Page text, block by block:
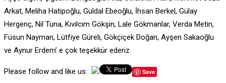
Arkat, Meliha Hatipoğlu, Güldal Ebeoğlu, İhsan Berkel, Gülay
Hergenç, Nil Tuna, Kıvılcım Gökşin, Lale Gökmanlar, Verda Metin,
Füsun Nayman, Lütfiye Güreli, Gökçiçek Doğan, Ayşen Sakaoğlu
ve Aynur Erdem’ e çok teşekkür ederiz.
Please follow and like us: Save